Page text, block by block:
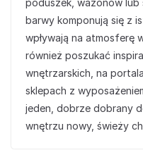
poduszek, wazonów lub
barwy komponują się z
wpływają na atmosferę
również poszukać
wnętrzarskich, na
sklepach z
jeden, dobrze dobrany
wnętrzu nowy, świeży